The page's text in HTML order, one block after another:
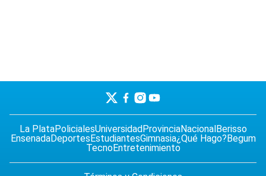
La PlataPolicialesUniversidadProvinciaNacionalBerisso
EnsenadaDeportesEstudiantesGimnasia¿Qué Hago?Begum
TecnoEntretenimiento